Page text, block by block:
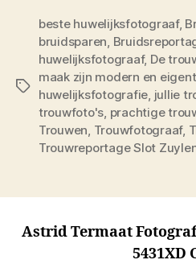
Tags
beste huwelijksfotograaf,
bruidsparen,
huwelijksfotograaf, De
maak zijn modern en
huwelijksfotografie, jullie
trouwfoto's, prachtige
Trouwen, Trouwfotograaf,
Trouwreportage Slot
Astrid Termaat
5431XD